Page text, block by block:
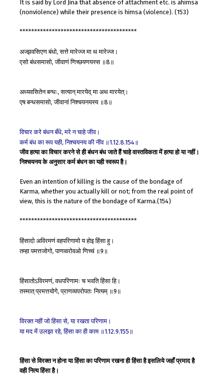
It is said by Lord Jina that absence of attachment etc. is ahimsa
(nonviolence) while their presence is himsa (violence). (153)
****************************************
अज्झवसिएणबंधो,सत्तेमारेज्जमाथमारेज्ज।
एसोबंधसमासो,जीवाणंणिच्छयणयस्स ॥8 ॥
अध्यवसितेनबन्धः,सत्यान्मारयेद्माअथमारयेत्।
एषबन्धसमासो,जीवानांनिश्चयनयस्य ॥8 ॥
विचारकरेबंधनबँधे,मरेनचाहेजीव।
कर्मबंधकारूपयही,निश्चयनयकीनींव ॥1.12.8.154 ॥
जीव हत्या का विचार करने से ही बंधन बंध जाते हैं चाहे वास्तविकता में हत्या हो या नहीं।
निश्चयनय के अनुसार कर्म बंधन का यही स्वरूप हैै।
Even an intention of killing is the cause of the bondage of
Karma, whether you actually kill or not; from the real point of
view, this is the nature of the bondage of Karma.(154)
****************************************
हिंसादोअविरमणंवहपरिणामोयहोइहिंसाहु।
तम्हापमत्तजोगो,पाणव्वरोवओणिच्चं ॥9 ॥
हिंसातोऽविरमणं,वधपरिणामः चभवतिहिंसाहि।
तस्मात्प्रमत्तयोगे,प्राणव्यपरोपतः नित्यम् ॥9 ॥
विरक्तनहींजोहिंसासे,यारखतापरिणाम।
यामदमेंउलझारहे,हिंसाकाहीकाम ॥1.12.9.155 ॥
हिंसा से विरक्त न होना या हिंसा का परिणाम रखना ही हिंसा है इसलिये जहाँ प्रमाद है
वही नित्य हिंसा है।